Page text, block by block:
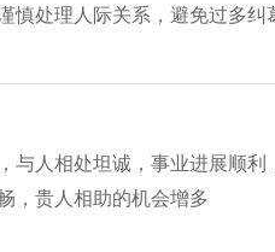
慎处理人际关系，避免过多
与人相处坦诚，事业进展顺
，贵人相助的机会增多